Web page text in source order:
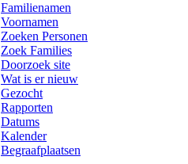
Familienamen
Voornamen
Zoeken Personen
Zoek Families
Doorzoek site
Wat is er nieuw
Gezocht
Rapporten
Datums
Kalender
Begraafplaatsen